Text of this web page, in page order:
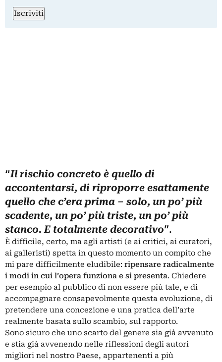
Iscriviti
“Il rischio concreto è quello di
accontentarsi, di riproporre esattamente
quello che c’era prima – solo, un po’ più
scadente, un po’ più triste, un po’ più
stanco. E totalmente decorativo”.
È difficile, certo, ma agli artisti (e ai critici, ai curatori,
ai galleristi) spetta in questo momento un compito che
mi pare difficilmente eludibile: ripensare radicalmente
i modi in cui l’opera funziona e si presenta. Chiedere
per esempio al pubblico di non essere più tale, e di
accompagnare consapevolmente questa evoluzione, di
pretendere una concezione e una pratica dell’arte
realmente basata sullo scambio, sul rapporto.
Sono sicuro che uno scarto del genere sia già avvenuto
e stia già avvenendo nelle riflessioni degli autori
migliori nel nostro Paese, appartenenti a più